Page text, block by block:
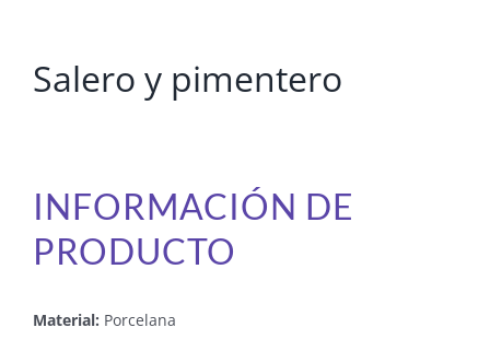
Salero y pimentero
INFORMACIÓN DE
PRODUCTO
Material: Porcelana